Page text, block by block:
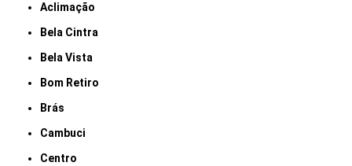
Aclimação
Bela Cintra
Bela Vista
Bom Retiro
Brás
Cambuci
Centro